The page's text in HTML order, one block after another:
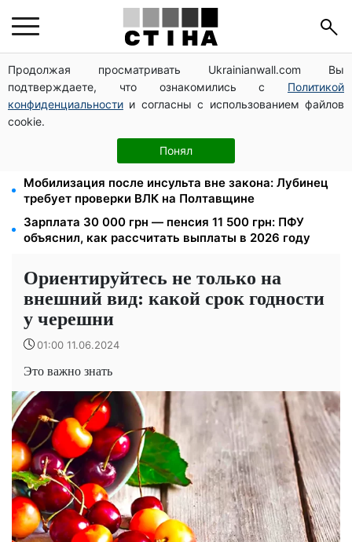
Продолжая просматривать Ukrainianwall.com Вы
подтверждаете, что ознакомились с Политикой
конфиденциальности и согласны с использованием файлов
cookie.
Понял
Тарифы на воду взлетели до 91,24 грн/куб, газ
может достичь 15 грн: коммунальные цены в
августе
Субсидии отменят, льготы на коммуналку
аннулируют: ПФУ проверяет доходы пенсионеров в
Мобилизация после инсульта вне закона: Лубинец
требует проверки ВЛК на Полтавщине
Зарплата 30 000 грн — пенсия 11 500 грн: ПФУ
объяснил, как рассчитать выплаты в 2026 году
Ориентируйтесь не только на
внешний вид: какой срок годности
у черешни
01:00 11.06.2024
Это важно знать